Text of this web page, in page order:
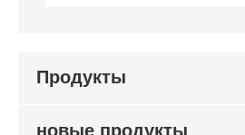
Продукты
новые продукты